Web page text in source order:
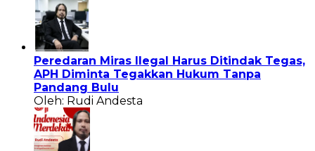
Peredaran Miras Ilegal Harus Ditindak Tegas,
APH Diminta Tegakkan Hukum Tanpa
Pandang Bulu
Oleh: Rudi Andesta